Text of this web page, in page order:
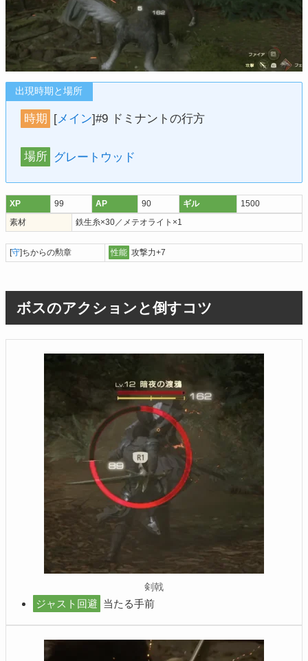
出現時期と場所
時期 [メイン]#9 ドミナントの行方
場所 グレートウッド
XP 99 AP 90 ギル
1500
素材
鉄生糸×30／メテオライト×1
[守]ちからの勲章 性能 攻撃力+7
ボスのアクションと倒すコツ
剣戟
ジャスト回避 当たる手前